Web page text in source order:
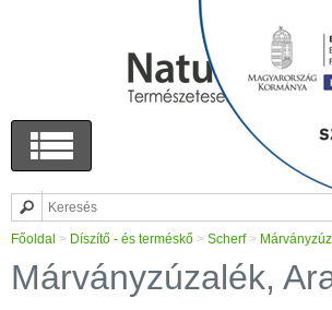
Főoldal > Díszítő - és terméskő > Scherf>
Márványzúzalék,